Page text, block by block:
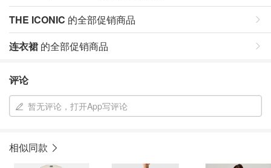
THE ICONIC 的全部促销商品
连衣裙 的全部促销商品
评论
暂无评论，打开App写评论
相似同款